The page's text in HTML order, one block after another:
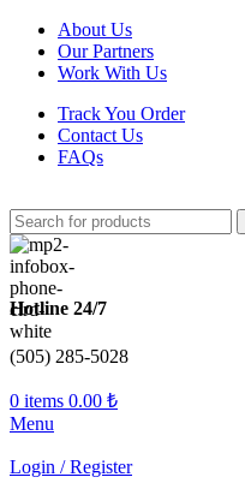
About Us
Our Partners
Work With Us
Track You Order
Contact Us
FAQs
Hotline 24/7
(505) 285-5028
0 items 0.00 ₺
Menu
Login / Register